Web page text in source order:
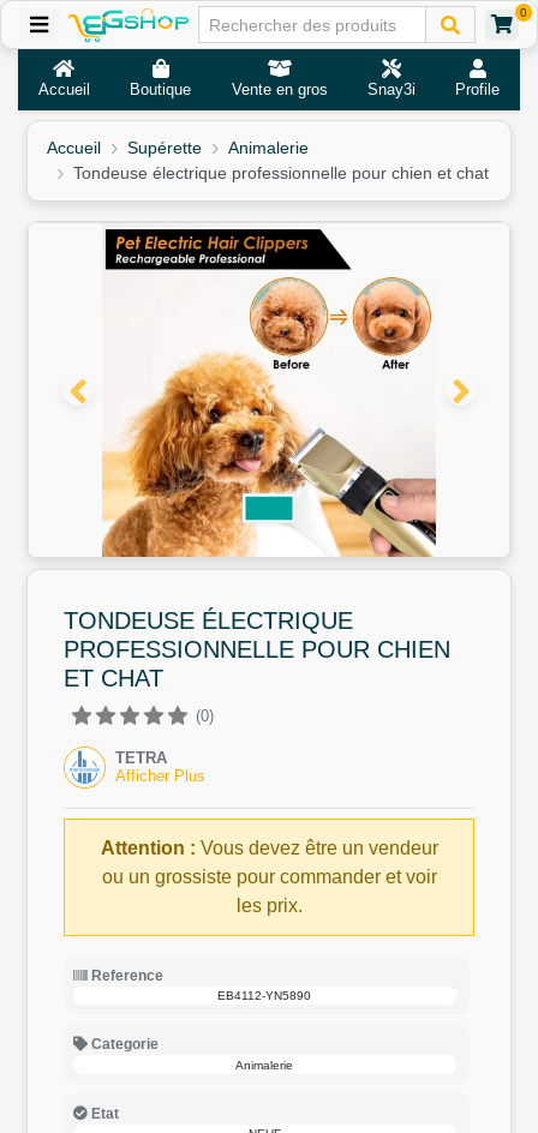
0
Accueil Boutique Vente en gros Snay3i Profile
Accueil Supérette
Animalerie
Tondeuse électrique professionnelle pour chien et chat
TONDEUSE ÉLECTRIQUE
PROFESSIONNELLE POUR CHIEN
ET CHAT
(0)
TETRA
Afficher Plus
Attention : Vous devez être un vendeur
ou un grossiste pour commander et voir
les prix.
Reference
EB4112-YN5890
Categorie
Animalerie
Etat